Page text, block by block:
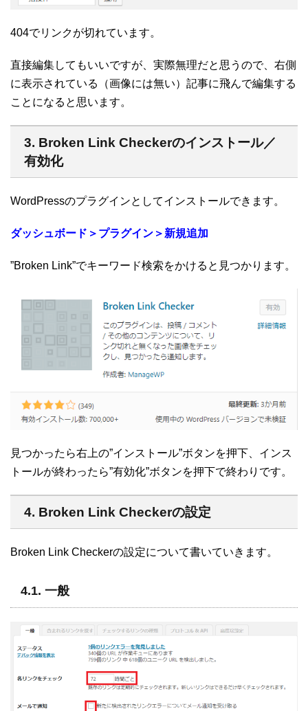
404でリンクが切れています。
直接編集してもいいですが、実際無理だと思うので、右側
に表示されている（画像には無い）記事に飛んで編集する
ことになると思います。
3. Broken Link Checkerのインストール／
有効化
WordPressのプラグインとしてインストールできます。
ダッシュボード＞プラグイン＞新規追加
”Broken Link”でキーワード検索をかけると見つかります。
見つかったら右上の”インストール”ボタンを押下、インス
トールが終わったら”有効化”ボタンを押下で終わりです。
4. Broken Link Checkerの設定
Broken Link Checkerの設定について書いていきます。
4.1. 一般